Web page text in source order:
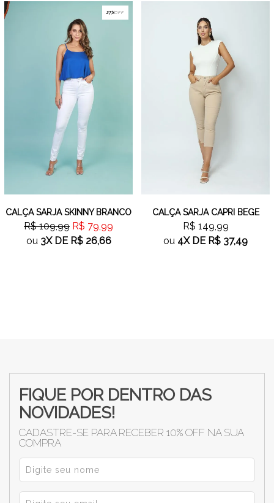
27%OFF
CALÇA SARJA SKINNY BRANCO
R$ 109,99 R$ 79,99
ou 3XDE R$ 26,66
CALÇA SARJA CAPRI BEGE
R$ 149,99
ou 4XDE R$ 37,49
FIQUE POR DENTRO DAS
NOVIDADES!
CADASTRE-SE PARA RECEBER 10% OFF NA SUA
COMPRA